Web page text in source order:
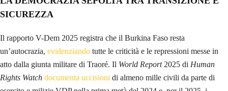
SICUREZZA
Il rapporto V-Dem 2025 registra che il Burkina Faso resta
un’autocrazia, evidenziando tutte le criticità e le repressioni messe in
atto dalla giunta militare di Traoré. Il World Report 2025 di Human
Rights Watch documenta uccisioni di almeno mille civili da parte di